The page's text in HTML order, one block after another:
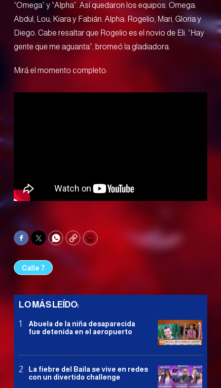
“Omega” y “Alpha”. Así quedaron los equipos. Omega:
Abdul, Lou, Kiara y Fabián. Alpha: Rogelio, Mari, Gloria y
Diego. Cabe resaltar que Rogelio es el novio de Eli. “Hay
gente que me aguanta”, bromeó la gladiadora.
Mirá el momento completo:
Facebook
TwitterWhatsApp
CopyPrint
Calle 7
LO MÁS LEÍDO:
Abuela de la niña desaparecida
fue detenida en el aeropuerto
La fiebre del Baila se vive en redes
con un divertido challenge